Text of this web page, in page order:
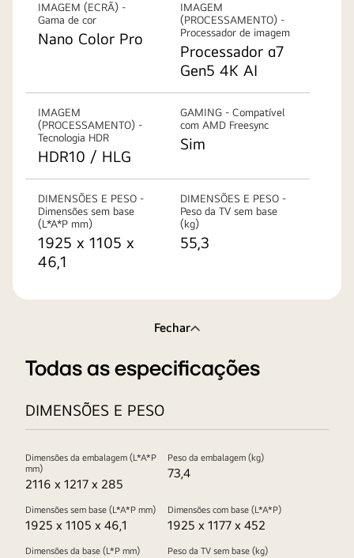
IMAGEM (ECRÃ) -
Gama de cor
Nano Color Pro
IMAGEM
(PROCESSAMENTO) -
Processador de imagem
Processador α7
Gen5 4K AI
IMAGEM
(PROCESSAMENTO) -
Tecnologia HDR
HDR10 / HLG
GAMING - Compatível
com AMD Freesync
Sim
DIMENSÕES E PESO -
Dimensões sem base
(L*A*P mm)
1925 x 1105 x
46,1
DIMENSÕES E PESO -
Peso da TV sem base
(kg)
55,3
Fechar
Todas as especificações
DIMENSÕES E PESO
Dimensões da embalagem (L*A*P
mm)
2116 x 1217 x 285
Peso da embalagem (kg)
73,4
Dimensões sem base (L*A*P mm)
1925 x 1105 x 46,1
Dimensões com base (L*A*P)
1925 x 1177 x 452
Dimensões da base (L*P mm) Peso da TV sem base (kg)